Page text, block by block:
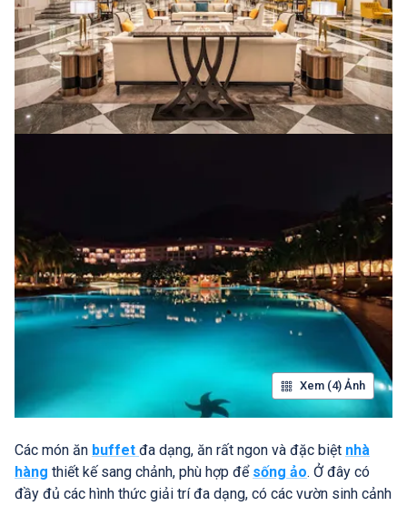
Xem (4) Ảnh
Các món ăn buffet đa dạng, ăn rất ngon và đặc biệt nhà
hàng thiết kế sang chảnh, phù hợp để sống ảo. Ở đây có
đầy đủ các hình thức giải trí đa dạng, có các vườn sinh cảnh